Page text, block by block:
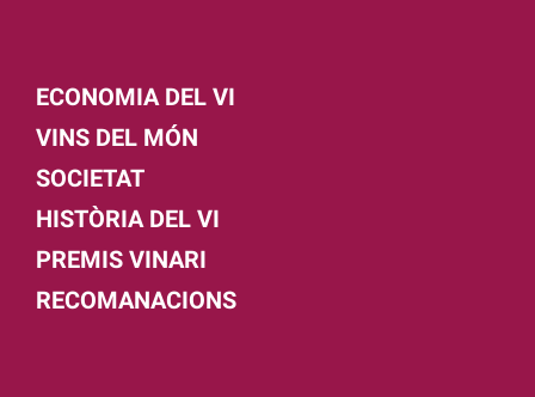
ECONOMIA DEL VI
VINS DEL MÓN
SOCIETAT
HISTÒRIA DEL VI
PREMIS VINARI
RECOMANACIONS